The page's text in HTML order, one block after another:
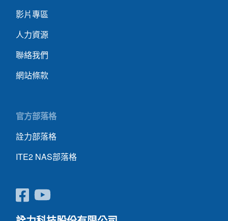
影片專區
人力資源
聯絡我們
網站條款
官方部落格
詮力部落格
ITE2 NAS部落格